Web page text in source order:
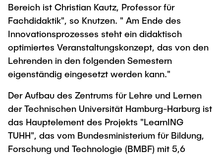
Bereich ist Christian Kautz, Professor für
Fachdidaktik", so Knutzen. " Am Ende des
Innovationsprozesses steht ein didaktisch
optimiertes Veranstaltungskonzept, das von den
Lehrenden in den folgenden Semestern
eigenständig eingesetzt werden kann."
Der Aufbau des Zentrums für Lehre und Lernen
der Technischen Universität Hamburg-Harburg ist
das Hauptelement des Projekts "LearnING
TUHH", das vom Bundesministerium für Bildung,
Forschung und Technologie (BMBF) mit 5,6